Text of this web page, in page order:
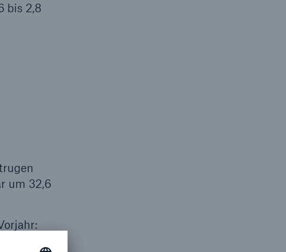
bis 2,8
um 32,6
on